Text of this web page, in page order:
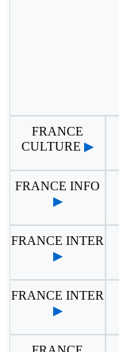
FRANCE
CULTURE ▶
FRANCE INFO
▶
FRANCE INTER
▶
FRANCE INTER
▶